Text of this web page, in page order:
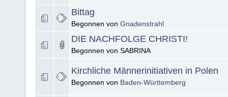
Bittag
Begonnen von Gnadenstrahl
DIE NACHFOLGE CHRISTI!
Begonnen von SABRINA
Kirchliche Männerinitiativen in Polen
Begonnen von Baden-Württemberg